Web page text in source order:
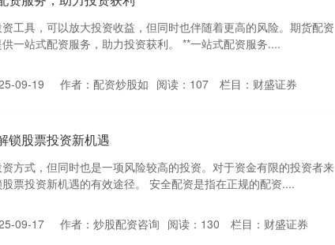
工具，可以放大投资收益，但同时也伴随着更高的风险。期货配资
一站式配资服务，助力投资获利。 **一站式配资服务....
09-19 作者：配资炒股如 阅读： 107 栏目： 财盛证券
锁股票投资新机遇
方式，但同时也是一项风险较高的投资。对于资金有限的投资者来
票投资新机遇的有效途径。 安全配资是指在正规的配资....
09-17 作者：炒股配资咨询 阅读： 130 栏目： 财盛证券